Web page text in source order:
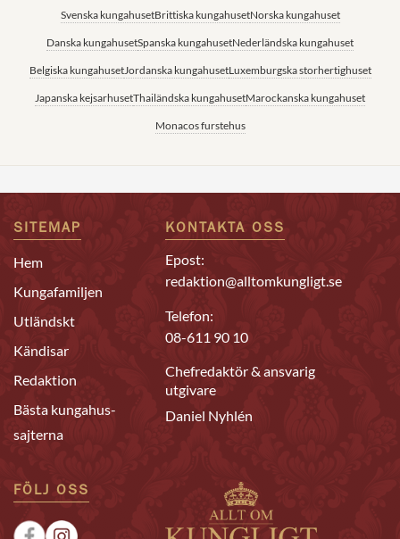
Svenska kungahusetBrittiska kungahusetNorska kungahuset
Danska kungahusetSpanska kungahusetNederländska kungahuset
Belgiska kungahusetJordanska kungahusetLuxemburgska storhertighuset
Japanska kejsarhusetThailändska kungahusetMarockanska kungahuset
Monacos furstehus
SITEMAP
Hem
Kungafamiljen
Utländskt
Kändisar
Redaktion
Bästa kungahus-
sajterna
KONTAKTA OSS
Epost:
redaktion@alltomkungligt.se
Telefon:
08-611 90 10
Chefredaktör & ansvarig
utgivare
Daniel Nyhlén
FÖLJ OSS